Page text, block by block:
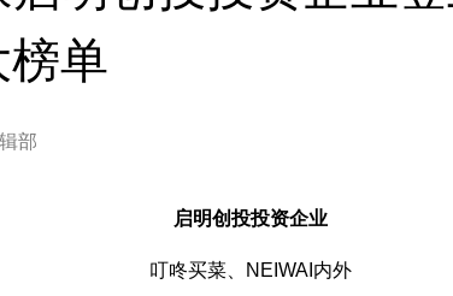
榜单
部
启明创投投资企业
叮咚买菜、NEIWAI内外